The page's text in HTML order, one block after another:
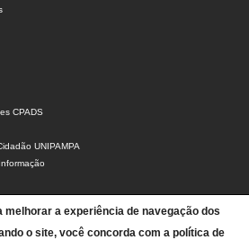
CPADS
UNIPAMPA
UNIPAMPA
melhorar a experiência de navegação dos
o site, você concorda com a política de